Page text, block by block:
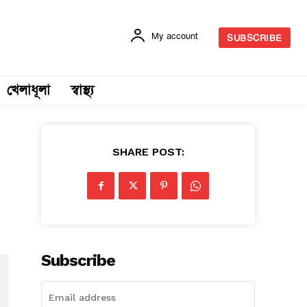
My account SUBSCRIBE
খেলাধূলা স্বাস্থ্য
SHARE POST:
Subscribe